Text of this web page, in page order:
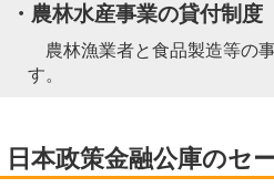
・農林水産事業の貸付制度
農林漁業者と食品製造等の
す。
日本政策金融公庫のセ